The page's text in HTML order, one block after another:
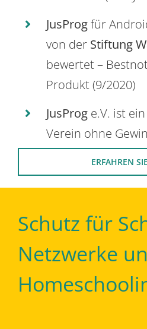
JusProgfür
von der Stiftung
bewertet –
Produkt (9/2020)
JusProg e.V. ist
Verein ohne
ERFAHREN
Schutz für
Netzwerke